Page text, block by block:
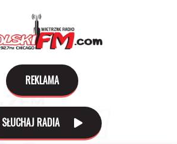
REKLAMA
SŁUCHAJ RADIA